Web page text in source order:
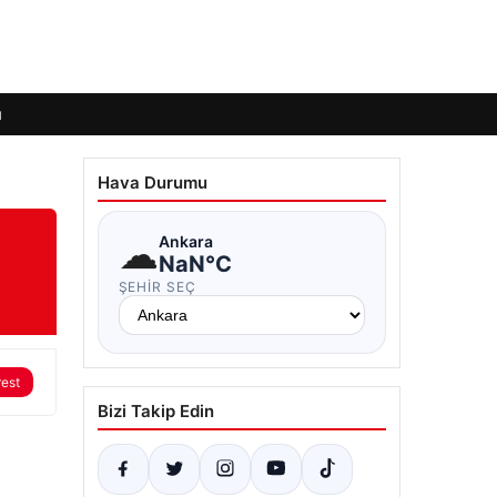
Hava Durumu
☁Ankara
NaN°C
ŞEHIR SEÇ
Bizi Takip Edin